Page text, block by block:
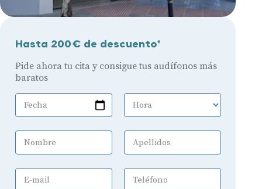
Hasta 200€ de descuento*
Pide ahora tu cita y consigue tus audífonos más
baratos
Fecha Hora
Nombre Apellidos
E-mail Teléfono